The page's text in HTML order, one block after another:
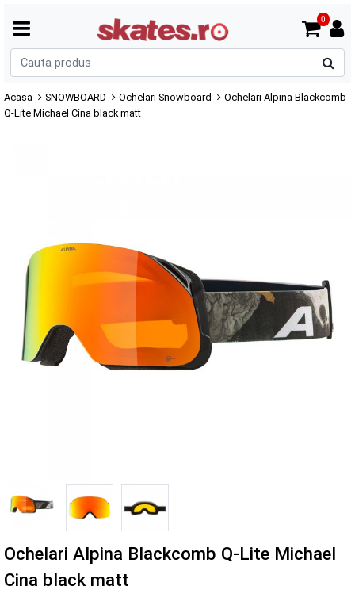
0
Acasa SNOWBOARD Ochelari Snowboard
Ochelari Alpina Blackcomb
Q-Lite Michael Cina black matt
Ochelari Alpina Blackcomb Q-Lite Michael
Cina black matt